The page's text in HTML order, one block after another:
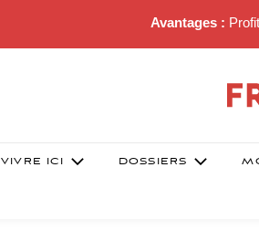
Avantages :
VIVRE ICI DOSSIERS